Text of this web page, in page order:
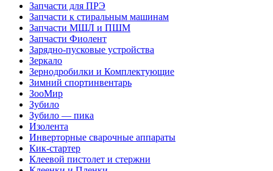
Запчасти для ПРЭ
Запчасти к стиральным машинам
Запчасти МШЛ и ПШМ
Запчасти Фиолент
Зарядно-пусковые устройства
Зеркало
Зернодробилки и Комплектующие
Зимний спортинвентарь
ЗооМир
Зубило
Зубило — пика
Изолента
Инверторные сварочные аппараты
Кик-стартер
Клеевой пистолет и стержни